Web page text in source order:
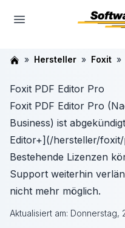
Hersteller Foxit
Foxit PDF Editor Pro
Foxit PDF Editor Pro
Business) ist
Editor+](/hersteller/
Bestehende Lizenzen
Support weiterhin
nicht mehr möglich.
Aktualisiert am: Donnerstag,